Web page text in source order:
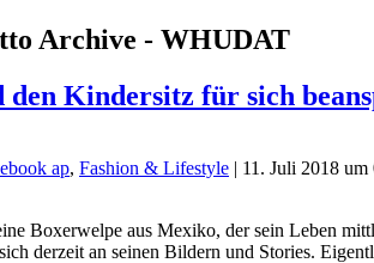
Archive - WHUDAT
den Kindersitz für sich
ap, Fashion & Lifestyle | 11. Juli 2018 um
Boxerwelpe aus Mexiko, der sein Leben
derzeit an seinen Bildern und Stories.